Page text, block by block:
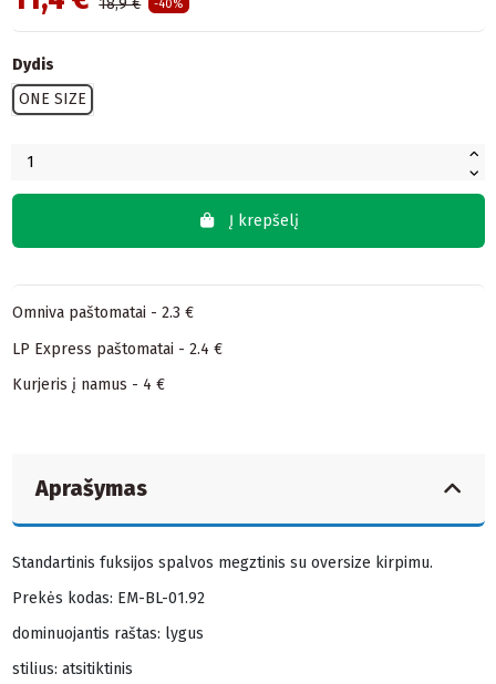
18,9 € -40%
Dydis
ONE SIZE
Į krepšelį
Omniva paštomatai - 2.3 €
LP Express paštomatai - 2.4 €
Kurjeris į namus - 4 €
Aprašymas
Standartinis fuksijos spalvos megztinis su oversize kirpimu.
Prekės kodas: EM-BL-01.92
dominuojantis raštas: lygus
stilius: atsitiktinis